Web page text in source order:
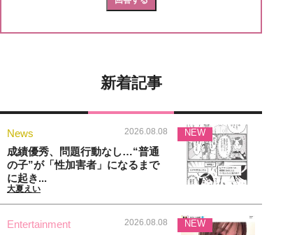
新着記事
News 2026.08.08
成績優秀、問題行動なし…“普通
の子”が「性加害者」になるまで
に起き...
大夏えい
NEW
Entertainment 2026.08.08 NEW